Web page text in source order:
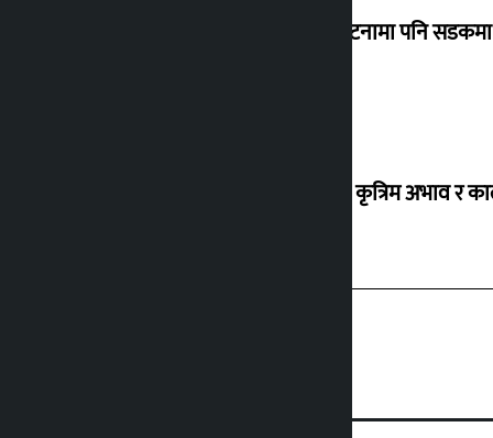
‘सानो घटनामा पनि
ग्यासको कृत्रिम अभाव र